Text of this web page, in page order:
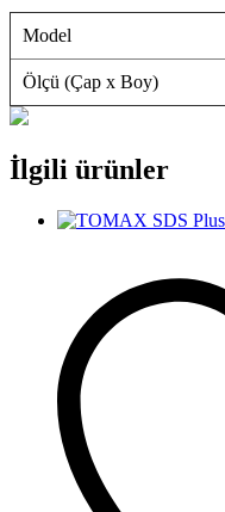
Model
Ölçü (Çap x Boy)
İlgili ürünler